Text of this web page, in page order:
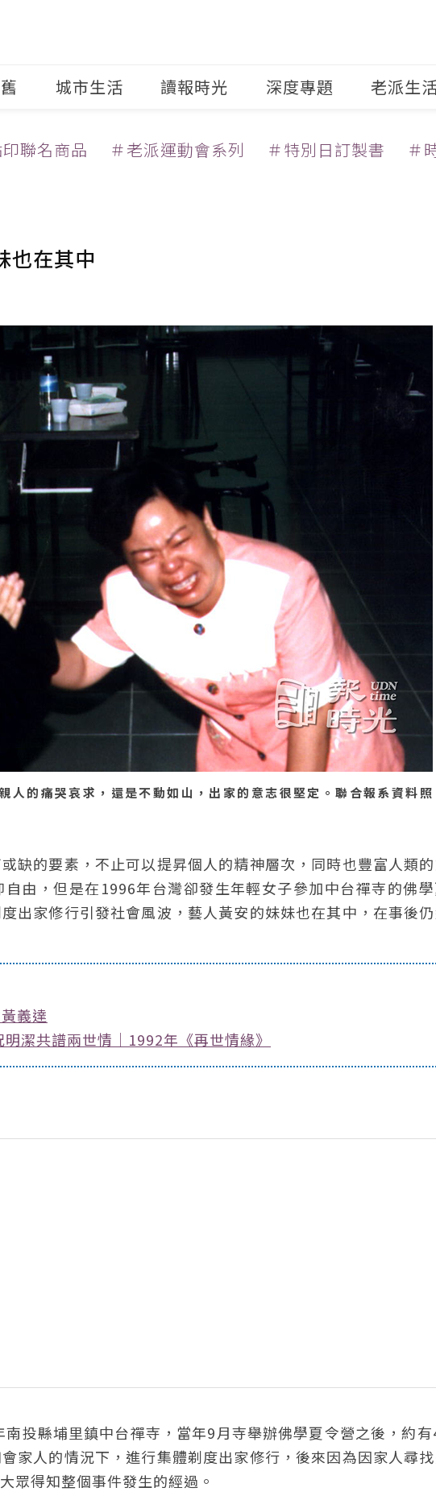
城市生活 讀報時光 深度專題 老派生
聯名商品 ＃老派運動會系列 ＃特別日訂製書 ＃
在其中
人的痛哭哀求，還是不動如山，出家的意志很堅定。聯合報系資料照
缺的要素，不止可以提昇個人的精神層次，同時也豐富人類
由，但是在1996年台灣卻發生年輕女子參加中台禪寺的佛
出家修行引發社會風波，藝人黃安的妹妹也在其中，在事後
義達
潔共譜兩世情｜1992年《再世情緣》
投縣埔里鎮中台禪寺，當年9月寺舉辦佛學夏令營之後，約
家人的情況下，進行集體剃度出家修行，後來因為因家人尋
眾得知整個事件發生的經過。